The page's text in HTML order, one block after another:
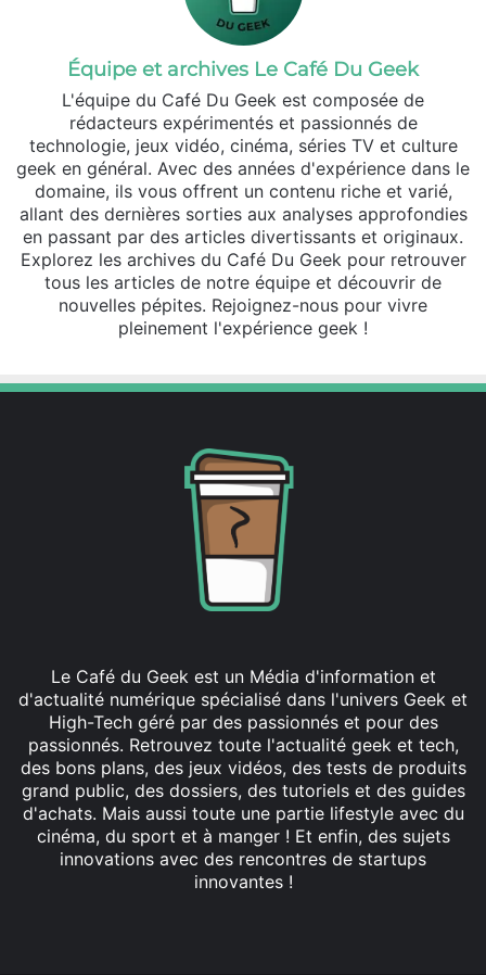
Équipe et archives Le Café Du Geek
L'équipe du Café Du Geek est composée de
rédacteurs expérimentés et passionnés de
technologie, jeux vidéo, cinéma, séries TV et culture
geek en général. Avec des années d'expérience dans le
domaine, ils vous offrent un contenu riche et varié,
allant des dernières sorties aux analyses approfondies
en passant par des articles divertissants et originaux.
Explorez les archives du Café Du Geek pour retrouver
tous les articles de notre équipe et découvrir de
nouvelles pépites. Rejoignez-nous pour vivre
pleinement l'expérience geek !
Le Café du Geek est un Média d'information et
d'actualité numérique spécialisé dans l'univers Geek et
High-Tech géré par des passionnés et pour des
passionnés. Retrouvez toute l'actualité geek et tech,
des bons plans, des jeux vidéos, des tests de produits
grand public, des dossiers, des tutoriels et des guides
d'achats. Mais aussi toute une partie lifestyle avec du
cinéma, du sport et à manger ! Et enfin, des sujets
innovations avec des rencontres de startups
innovantes !